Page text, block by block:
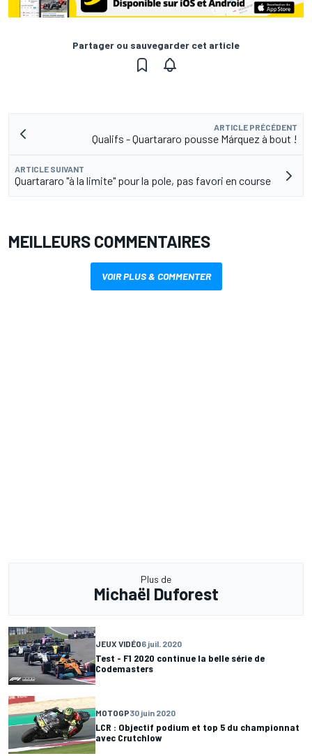
Partager ou sauvegarder cet article
ARTICLE PRÉCÉDENT
Qualifs - Quartararo pousse Márquez à bout !
ARTICLE SUIVANT
Quartararo "à la limite" pour la pole, pas favori en course
MEILLEURS COMMENTAIRES
VOIR PLUS & COMMENTER
Plus de
Michaël Duforest
JEUX VIDÉO6 juil. 2020
Test - F1 2020 continue la belle série de
Codemasters
MOTOGP30 juin 2020
LCR : Objectif podium et top 5 du championnat
avec Crutchlow